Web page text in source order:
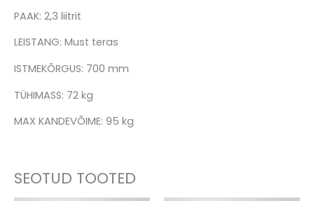
PAAK: 2,3 liitrit
LEISTANG: Must teras
ISTMEKÕRGUS: 700 mm
TÜHIMASS: 72 kg
MAX KANDEVÕIME: 95 kg
SEOTUD TOOTED